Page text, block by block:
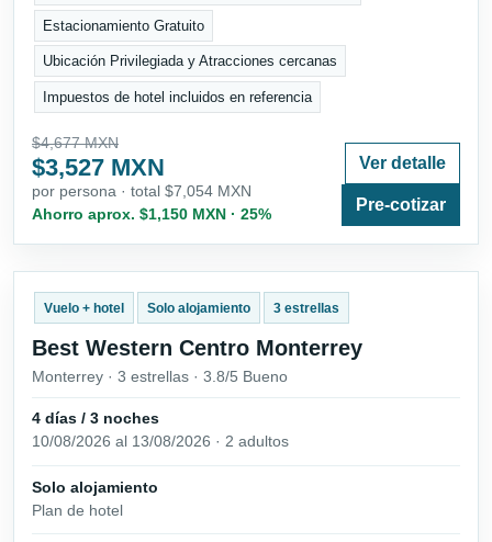
Estacionamiento Gratuito
Ubicación Privilegiada y Atracciones cercanas
Impuestos de hotel incluidos en referencia
$4,677 MXN
$3,527 MXN
por persona · total $7,054 MXN
Ahorro aprox. $1,150 MXN · 25%
Ver detalle
Pre-cotizar
Vuelo + hotel Solo alojamiento 3 estrellas
Best Western Centro Monterrey
Monterrey · 3 estrellas · 3.8/5 Bueno
4 días / 3 noches
10/08/2026 al 13/08/2026 · 2 adultos
Solo alojamiento
Plan de hotel